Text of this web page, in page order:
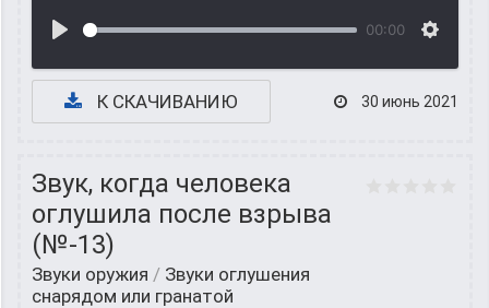
00:00
К СКАЧИВАНИЮ 30 июнь 2021
Звук, когда человека
оглушила после взрыва
(№-13)
Звуки оружия / Звуки оглушения
снарядом или гранатой